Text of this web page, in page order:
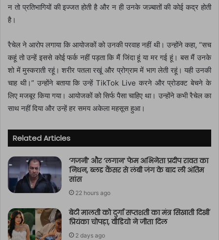
न तो प्रतिभागियों की इज्जत होती है और न ही उनके जज़्बातों की कोई कद्र होती
है।
रैचेल ने आरोप लगाया कि आयोजकों को उनकी परवाह नहीं थी। उन्होंने कहा, “सच
कहूं तो उन्हें इससे कोई फर्क नहीं पड़ता कि मैं जिंदा हूं या मर गई हूं। बस मैं उनके
शो में मुस्कराती रहूं। शरीर पतला रखूं और प्रोग्राम में भाग लेती रहूं। यही उनकी
चाह थी।” उन्होंने बताया कि उन्हें TikTok Live करने और प्रोडक्ट बेचने के
लिए मजबूर किया गया। आयोजकों को सिर्फ पैसा चाहिए था। उन्होंने कभी रैचेल का
साथ नहीं दिया और उन्हें हर समय अकेला महसूस हुआ।
Related Articles
‘गजनी’ और ‘लगान’ फेम अभिनेता प्रदीप रावत का
निधन, ब्लड कैंसर से लंबी जंग के बाद ली अंतिम
सांस
22 hours ago
बेटी मालती को दुर्गा सप्तशती का मंत्र सिखाती दिखीं
प्रियंका चोपड़ा, वीडियो ने जीता दिल
2 days ago